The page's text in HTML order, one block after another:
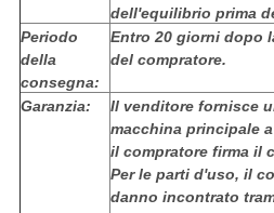
dell'equilibrio prima
Periodo
della
consegna:
Entro 20 giorni dopo
del compratore.
Garanzia:
Il venditore fornisce
macchina principale
il compratore firma il
Per le parti d'uso, il
danno incontrato